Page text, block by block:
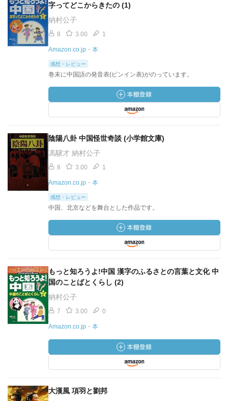
字ってどこからきたの (1)
納村公子
8 3.00 1
Amazon.co.jp・本
感想・レビュー
巻末に中国語の発音表(ピンイン表)がのっています。
陰陽八卦 中国怪世奇談 (小学館文庫)
馮驥才 納村公子
8 3.00 1
Amazon.co.jp・本
感想・レビュー
中国、北京などを舞台とした作品です。
もっと知ろうよ!中国 漢字のふるさとの言葉と文化 中
国のことばとくらし (2)
納村公子
7 3.00 0
Amazon.co.jp・本
大漢風 項羽と劉邦